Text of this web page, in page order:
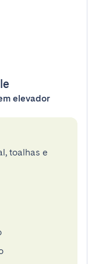
elevador
toalhas e